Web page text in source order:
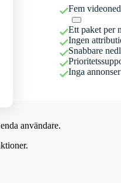
Fem
Ett paket per
Ingen
Snabbare
Inga annonser
användare.